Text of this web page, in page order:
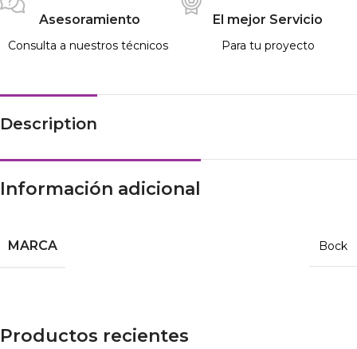
Asesoramiento
Consulta a nuestros técnicos
El mejor Servicio
Para tu proyecto
Description
Información adicional
MARCA Bock
Productos recientes